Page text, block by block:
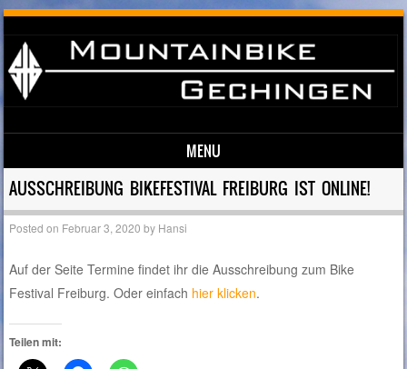
MENU
Skip to content
AUSSCHREIBUNG BIKEFESTIVAL FREIBURG IST ONLINE!
Posted on Februar 3, 2020 by Hansi
Auf der Seite Termine findet ihr die Ausschreibung zum Bike
Festival Freiburg. Oder einfach hier klicken.
Teilen mit: